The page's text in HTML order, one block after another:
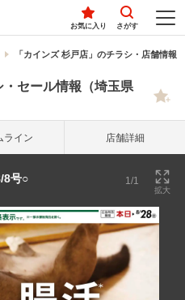
お気に入り さがす
「カインズ 杉戸店」のチラシ・店舗情報
セール情報（埼玉県
ライン 店舗詳細
8号○ 1/1
拡大